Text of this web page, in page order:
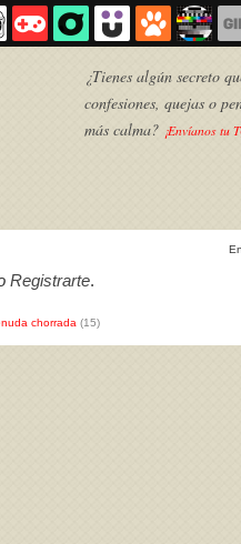
¿Tienes algún secreto
confesiones, quejas o
más calma? ¡Envíanos tu
Registrarte.
chorrada (15)